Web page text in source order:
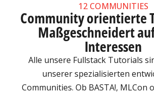
Community orientierte
Maßgeschneidert
Interessen
Alle unsere Fullstack Tutorials
unserer spezialisierten
Communities. Ob BASTA!, MLCon
12 COMMUNITIES